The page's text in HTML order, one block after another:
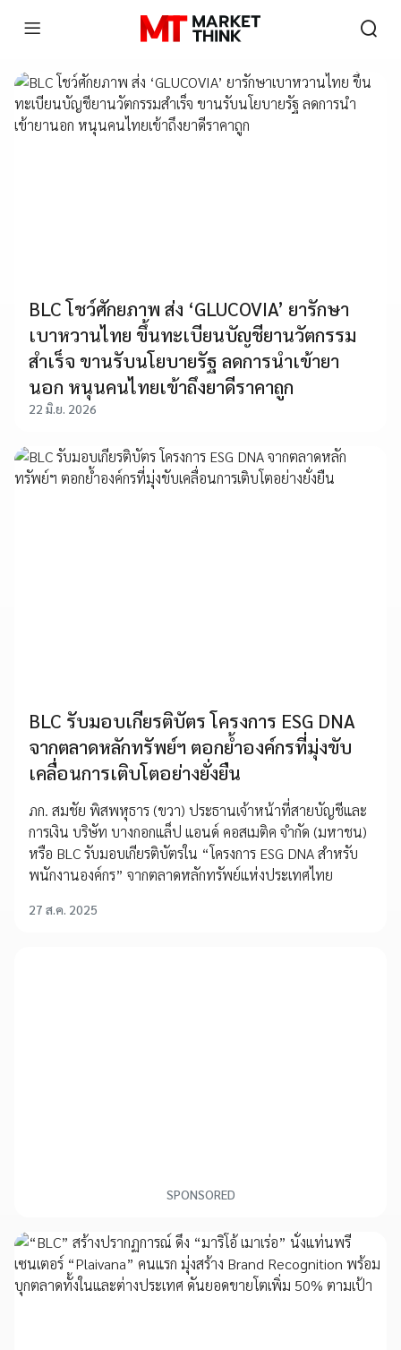
BLC โชว์ศักยภาพ ส่ง ‘GLUCOVIA’ ยารักษา
เบาหวานไทย ขึ้นทะเบียนบัญชียานวัตกรรม
สำเร็จ ขานรับนโยบายรัฐ ลดการนำเข้ายา
นอก หนุนคนไทยเข้าถึงยาดีราคาถูก
22 มิ.ย. 2026
BLC รับมอบเกียรติบัตร โครงการ ESG DNA
จากตลาดหลักทรัพย์ฯ ตอกย้ำองค์กรที่มุ่งขับ
เคลื่อนการเติบโตอย่างยั่งยืน
ภก. สมชัย พิสพหุธาร (ขวา) ประธานเจ้าหน้าที่สายบัญชีและ
การเงิน บริษัท บางกอกแล็ป แอนด์ คอสเมติค จำกัด (มหาชน)
หรือ BLC รับมอบเกียรติบัตรใน “โครงการ ESG DNA สำหรับ
พนักงานองค์กร” จากตลาดหลักทรัพย์แห่งประเทศไทย
27 ส.ค. 2025
SPONSORED